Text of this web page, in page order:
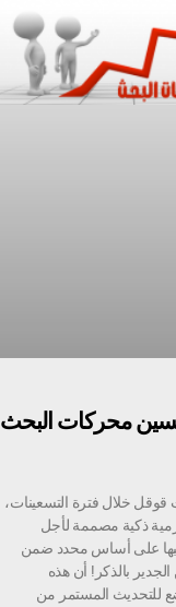
محركات البحث
خلال فترة التسعينات،
ذكية مصممة لأجل
على أساس محدد ضمن
بالذكر! أن هذه
للتحديث المستمر من